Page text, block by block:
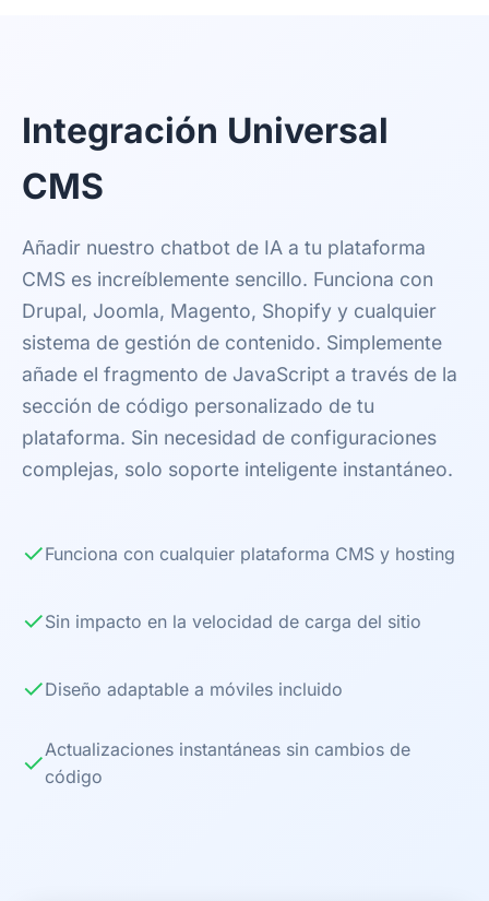
Integración Universal
CMS
Añadir nuestro chatbot de IA a tu plataforma
CMS es increíblemente sencillo. Funciona con
Drupal, Joomla, Magento, Shopify y cualquier
sistema de gestión de contenido. Simplemente
añade el fragmento de JavaScript a través de la
sección de código personalizado de tu
plataforma. Sin necesidad de configuraciones
complejas, solo soporte inteligente instantáneo.
✓Funciona con cualquier plataforma CMS y hosting
✓Sin impacto en la velocidad de carga del sitio
✓Diseño adaptable a móviles incluido
✓Actualizaciones instantáneas sin cambios de
código